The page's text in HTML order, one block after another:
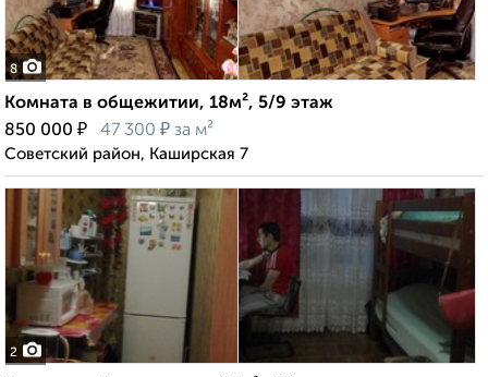
8
Комната в общежитии, 18м², 5/9 этаж
850 000 ₽ 47 300 ₽ за м²
Советский район, Каширская 7
2